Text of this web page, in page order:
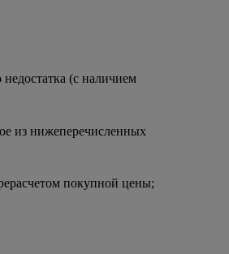
(с наличием
из нижеперечисленных
покупной цены;